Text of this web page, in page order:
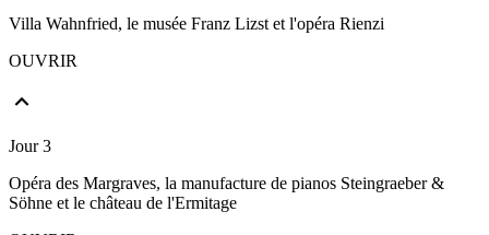
Villa Wahnfried, le musée Franz Lizst et l'opéra Rienzi
OUVRIR
Jour 3
Opéra des Margraves, la manufacture de pianos Steingraeber &
Söhne et le château de l'Ermitage